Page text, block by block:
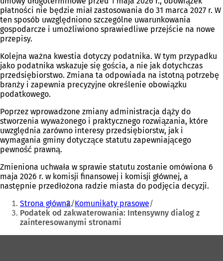
płatności nie będzie miał zastosowania do 31 marca 2027 r. W
ten sposób uwzględniono szczególne uwarunkowania
gospodarcze i umożliwiono sprawiedliwe przejście na nowe
przepisy.
Kolejna ważna kwestia dotyczy podatnika. W tym przypadku
jako podatnika wskazuje się gościa, a nie jak dotychczas
przedsiębiorstwo. Zmiana ta odpowiada na istotną potrzebę
branży i zapewnia precyzyjne określenie obowiązku
podatkowego.
Poprzez wprowadzone zmiany administracja dąży do
stworzenia wyważonego i praktycznego rozwiązania, które
uwzględnia zarówno interesy przedsiębiorstw, jak i
wymagania gminy dotyczące statutu zapewniającego
pewność prawną.
Zmieniona uchwała w sprawie statutu zostanie omówiona 6
maja 2026 r. w komisji finansowej i komisji głównej, a
następnie przedłożona radzie miasta do podjęcia decyzji.
Jesteś
tutaj:
Strona główna Komunikaty prasowe
Podatek od zakwaterowania: Intensywny dialog z
zainteresowanymi stronami